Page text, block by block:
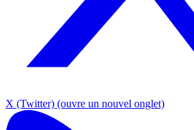
X (Twitter) (ouvre un nouvel onglet)